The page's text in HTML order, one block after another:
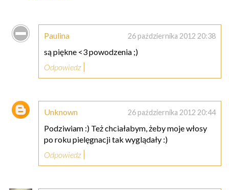
Paulina 26 października 2012 20:38
są piękne <3 powodzenia ;)
Odpowiedz
Unknown 26 października 2012 20:44
Podziwiam :) Też chciałabym, żeby moje włosy
po roku pielęgnacji tak wyglądały :)
Odpowiedz